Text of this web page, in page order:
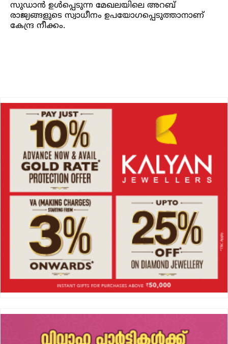
സുഡാൻ ഉൾപ്പെടുന്ന മേഖലയിലെ അറബ്
രാജ്യങ്ങളുടെ സ്വാധീനം ഉപയോഗപ്പെടുത്താനാണ്
കേന്ദ്ര നീക്കം.